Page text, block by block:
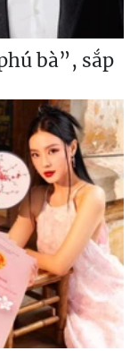
bà”, sắp